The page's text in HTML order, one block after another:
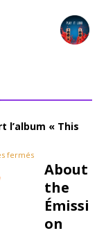
l’album « This
fermés
About
the
Émissi
on